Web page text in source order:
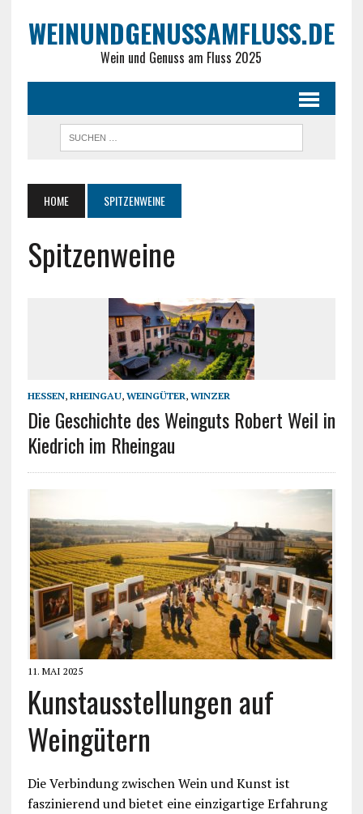
WEINUNDGENUSSAMFLUSS.DE
Wein und Genuss am Fluss 2025
HOME SPITZENWEINE
Spitzenweine
HESSEN, RHEINGAU, WEINGÜTER, WINZER
Die Geschichte des Weinguts Robert Weil in
Kiedrich im Rheingau
11. MAI 2025
Kunstausstellungen auf
Weingütern
Die Verbindung zwischen Wein und Kunst ist
faszinierend und bietet eine einzigartige Erfahrung